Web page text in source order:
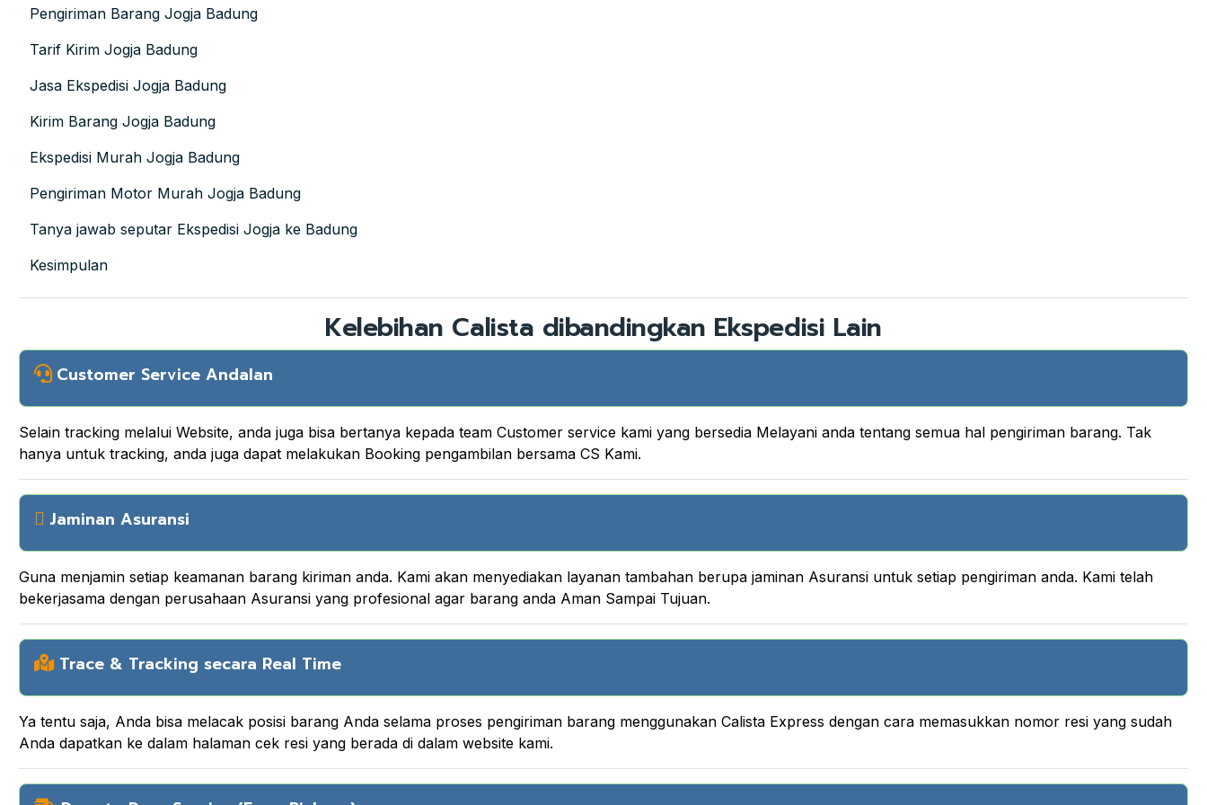
Pengiriman Barang Jogja Badung
Tarif Kirim Jogja Badung
Jasa Ekspedisi Jogja Badung
Kirim Barang Jogja Badung
Ekspedisi Murah Jogja Badung
Pengiriman Motor Murah Jogja Badung
Tanya jawab seputar Ekspedisi Jogja ke Badung
Kesimpulan
Kelebihan Calista dibandingkan Ekspedisi Lain
Customer Service Andalan
Selain tracking melalui Website, anda juga bisa bertanya kepada team Customer service kami yang bersedia Melayani anda tentang semua hal pengiriman barang. Tak
hanya untuk tracking, anda juga dapat melakukan Booking pengambilan bersama CS Kami.
Jaminan Asuransi
Guna menjamin setiap keamanan barang kiriman anda. Kami akan menyediakan layanan tambahan berupa jaminan Asuransi untuk setiap pengiriman anda. Kami telah
bekerjasama dengan perusahaan Asuransi yang profesional agar barang anda Aman Sampai Tujuan.
Trace & Tracking secara Real Time
Ya tentu saja, Anda bisa melacak posisi barang Anda selama proses pengiriman barang menggunakan Calista Express dengan cara memasukkan nomor resi yang sudah
Anda dapatkan ke dalam halaman cek resi yang berada di dalam website kami.